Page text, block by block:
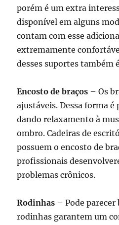
porém é um extra
disponível em alguns
contam com esse
extremamente
desses suportes também
Encosto de braços – Os
ajustáveis. Dessa forma
dando relaxamento à
ombro. Cadeiras de
possuem o encosto de
profissionais
problemas crônicos.
Rodinhas – Pode parecer
rodinhas garantem um